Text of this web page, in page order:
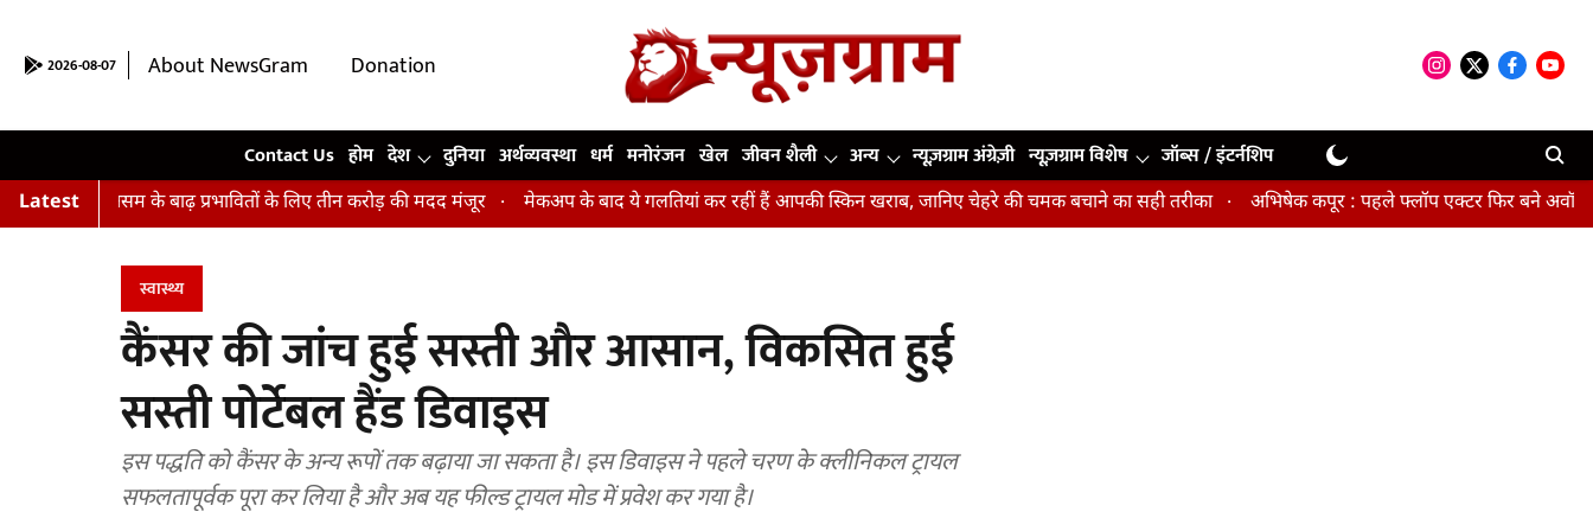
2026-08-07 About NewsGram
Donation
Contact Us होम देश दुनिया अर्थव्यवस्था धर्म मनोरंजन खेल जीवन शैली अन्य न्यूज़ग्राम अंग्रेज़ी न्यूज़ग्राम विशेष जॉब्स / इंटर्नशिप
Latest
असम के बाढ़ प्रभावितों के लिए तीन करोड़ की मदद मंजूर मेकअप के बाद ये गलतियां कर रहीं हैं आपकी स्किन खराब, जानिए चेहरे की चमक बचाने का सही तरीका अभिषेक कपूर : पहले फ्लॉप एक्टर फिर बने अवॉर्ड विनिंग
स्वास्थ्य
कैंसर की जांच हुई सस्ती और आसान, विकसित हुई
सस्ती पोर्टेबल हैंड डिवाइस
इस पद्धति को कैंसर के अन्य रूपों तक बढ़ाया जा सकता है। इस डिवाइस ने पहले चरण के क्लीनिकल ट्रायल
सफलतापूर्वक पूरा कर लिया है और अब यह फील्ड ट्रायल मोड में प्रवेश कर गया है।